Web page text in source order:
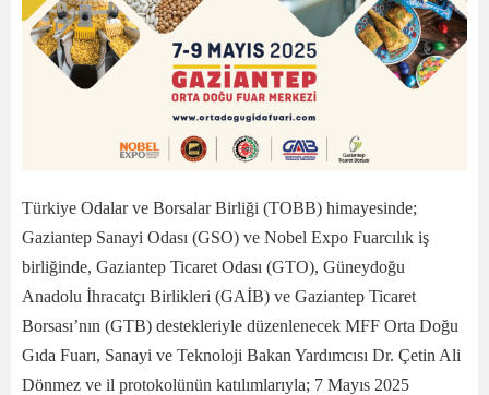
Türkiye Odalar ve Borsalar Birliği (TOBB) himayesinde;
Gaziantep Sanayi Odası (GSO) ve Nobel Expo Fuarcılık iş
birliğinde, Gaziantep Ticaret Odası (GTO), Güneydoğu
Anadolu İhracatçı Birlikleri (GAİB) ve Gaziantep Ticaret
Borsası’nın (GTB) destekleriyle düzenlenecek MFF Orta Doğu
Gıda Fuarı, Sanayi ve Teknoloji Bakan Yardımcısı Dr. Çetin Ali
Dönmez ve il protokolünün katılımlarıyla; 7 Mayıs 2025